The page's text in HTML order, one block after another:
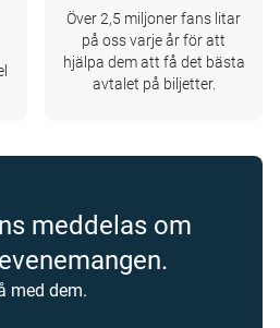
Över 2,5 miljoner fans litar
på oss varje år för att
hjälpa dem att få det bästa
avtalet på biljetter.
meddelas om
evenemangen.
med dem.